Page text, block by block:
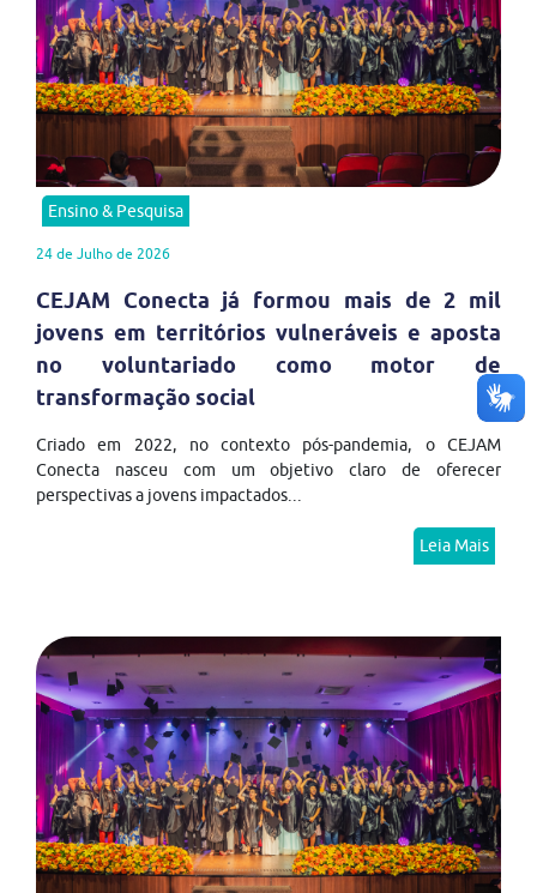
Ensino & Pesquisa
24 de Julho de 2026
CEJAM Conecta já formou mais de 2 mil
jovens em territórios vulneráveis e aposta
no voluntariado como motor de
transformação social
Criado em 2022, no contexto pós-pandemia, o CEJAM
Conecta nasceu com um objetivo claro de oferecer
perspectivas a jovens impactados...
Leia Mais